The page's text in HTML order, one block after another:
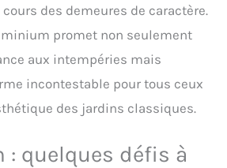
des demeures de caractère.
promet non seulement
aux intempéries mais
incontestable pour tous ceux
des jardins classiques.
quelques défis à